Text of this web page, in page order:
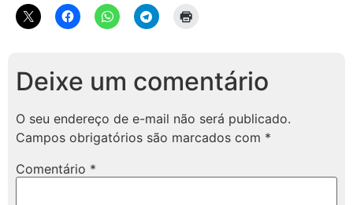
Deixe um comentário
O seu endereço de e-mail não será publicado.
Campos obrigatórios são marcados com *
Comentário *